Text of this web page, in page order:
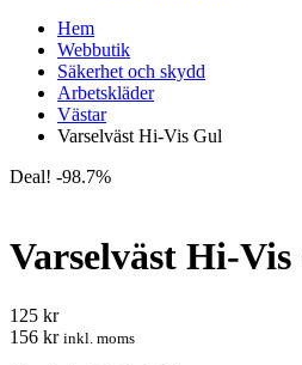
Hem
Webbutik
Säkerhet och skydd
Arbetskläder
Västar
Varselväst Hi-Vis Gul
Deal! -98.7%
Varselväst Hi-
125 kr
156 kr inkl. moms